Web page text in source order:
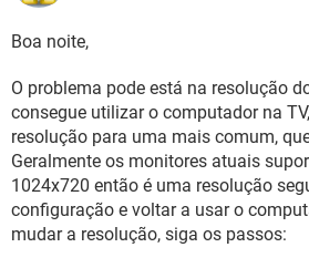
Boa noite,
O problema pode está na resolução
consegue utilizar o computador na
resolução para uma mais comum,
Geralmente os monitores atuais
1024x720 então é uma resolução
configuração e voltar a usar o
mudar a resolução, siga os passos: